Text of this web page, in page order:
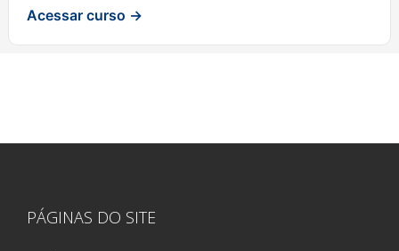
Acessar curso →
PÁGINAS DO SITE